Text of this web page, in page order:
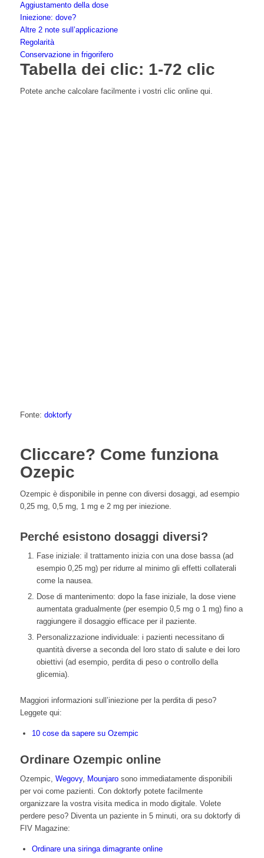
Aggiustamento della dose
Iniezione: dove?
Altre 2 note sull’applicazione
Regolarità
Conservazione in frigorifero
Tabella dei clic: 1-72 clic
Potete anche calcolare facilmente i vostri clic online qui.
Fonte: doktorfy
Cliccare? Come funziona
Ozepic
Ozempic èdisponibile in pennecon diversi dosaggi, ad esempio
0,25 mg, 0,5 mg, 1 mg e 2 mg per iniezione.
Perché esistono dosaggi diversi?
Fase iniziale: il trattamento inizia con una dose bassa (ad
esempio 0,25 mg) per ridurre al minimo gli effetti collaterali
come la nausea.
Dose di mantenimento: dopo la fase iniziale, la dose viene
aumentata gradualmente (per esempio 0,5 mg o 1 mg) fino a
raggiungere il dosaggio efficace per il paziente.
Personalizzazione individuale: i pazienti necessitano di
quantità diverse a seconda del loro stato di salute e dei loro
obiettivi (ad esempio, perdita di peso o controllo della
glicemia).
Maggiori informazioni sull’iniezione per la perdita di peso?
Leggete qui:
10 cose da sapere su Ozempic
Ordinare Ozempic online
Ozempic, Wegovy, Mounjarosono immediatamente disponibili
per voi come pazienti. Con doktorfy potete facilmente
organizzare la vostra visita medica in modo digitale. Volete
perdere peso? Diventa un paziente in 5 minuti, ora su doktorfy di
FIV Magazine:
Ordinare una siringa dimagrante online